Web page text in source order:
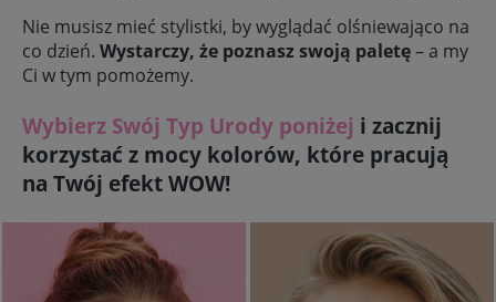
Nie musisz mieć stylistki, by wyglądać olśniewająco na
co dzień. Wystarczy, że poznasz swoją paletę– a my
Ci w tym pomożemy.
Wybierz Swój Typ Urody poniżej i zacznij
korzystać z mocy kolorów, które pracują
na Twój efekt WOW!